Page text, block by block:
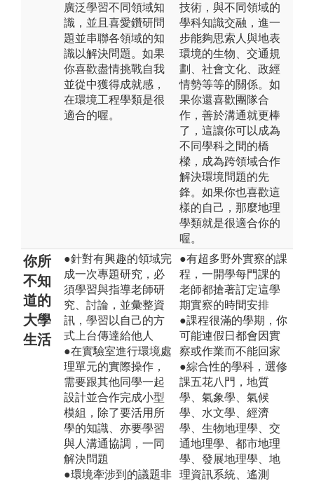
廣泛學習不同領域知
識，並且喜愛鑽研問
題並串聯各領域的知
識以解決問題。如果
你喜歡盡情挑戰自我
並從中獲得成就感，
在環境工程學類是很
適合的喔。
技術，與不同領域的
學科知識交融，進一
步能夠思索人與地表
環境的生物、交通規
劃、社會文化、政經
情勢等等的關係。如
果你還喜歡團隊合
作，善於溝通就更棒
了，這讓你可以成為
不同學科之間的橋
樑，成為跨領域合作
解決環境問題的先
鋒。如果你也喜歡這
樣的自己，那麼地理
學類就是很適合你的
喔。
你所
不知
道的
大學
生活
●針對有興趣的領域完
成一次專題研究，必
須學習與指導老師研
究、討論，並彙整資
訊，學習以自己的方
式上台傳達給他人
●在實驗室進行環境處
理單元的實際操作，
需要跟其他同學一起
設計並合作完成小型
模組，除了要活用所
學的知識、亦要學習
與人溝通協調，一同
解決問題
●環境牽涉到的議題非
●有超多野外實察的課
程，一開學每門課的
老師都搶著訂定這學
期實察的時間安排
●課程很滿的學期，你
可能連假日都會因實
察或作業而不能回家
●綜合性的學科，選修
課五花八門，地質
學、氣象學、氣候
學、水文學、經濟
學、生物地理學、交
通地理學、都市地理
學、發展地理學、地
理資訊系統、遙測